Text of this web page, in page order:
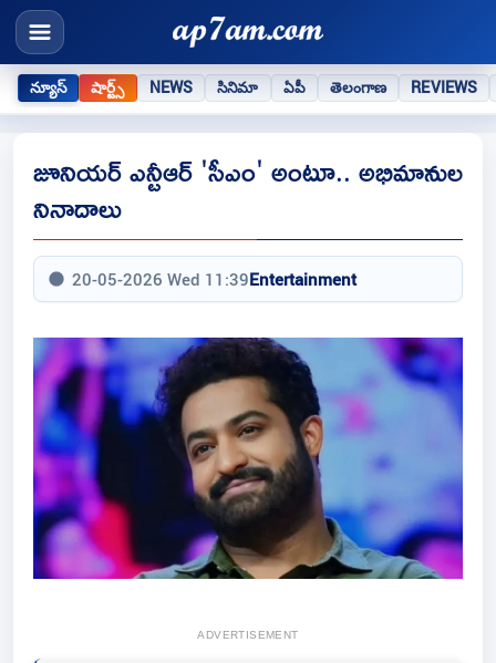
న్యూస్ షార్ట్స్ NEWS సినిమా ఏపీ తెలంగాణ REVIEWS
జూనియర్ ఎన్టీఆర్ 'సీఎం' అంటూ.. అభిమానుల
నినాదాలు
20-05-2026 Wed 11:39Entertainment
ADVERTISEMENT